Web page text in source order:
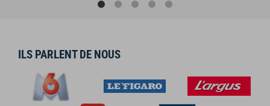
ILS PARLENT DE NOUS